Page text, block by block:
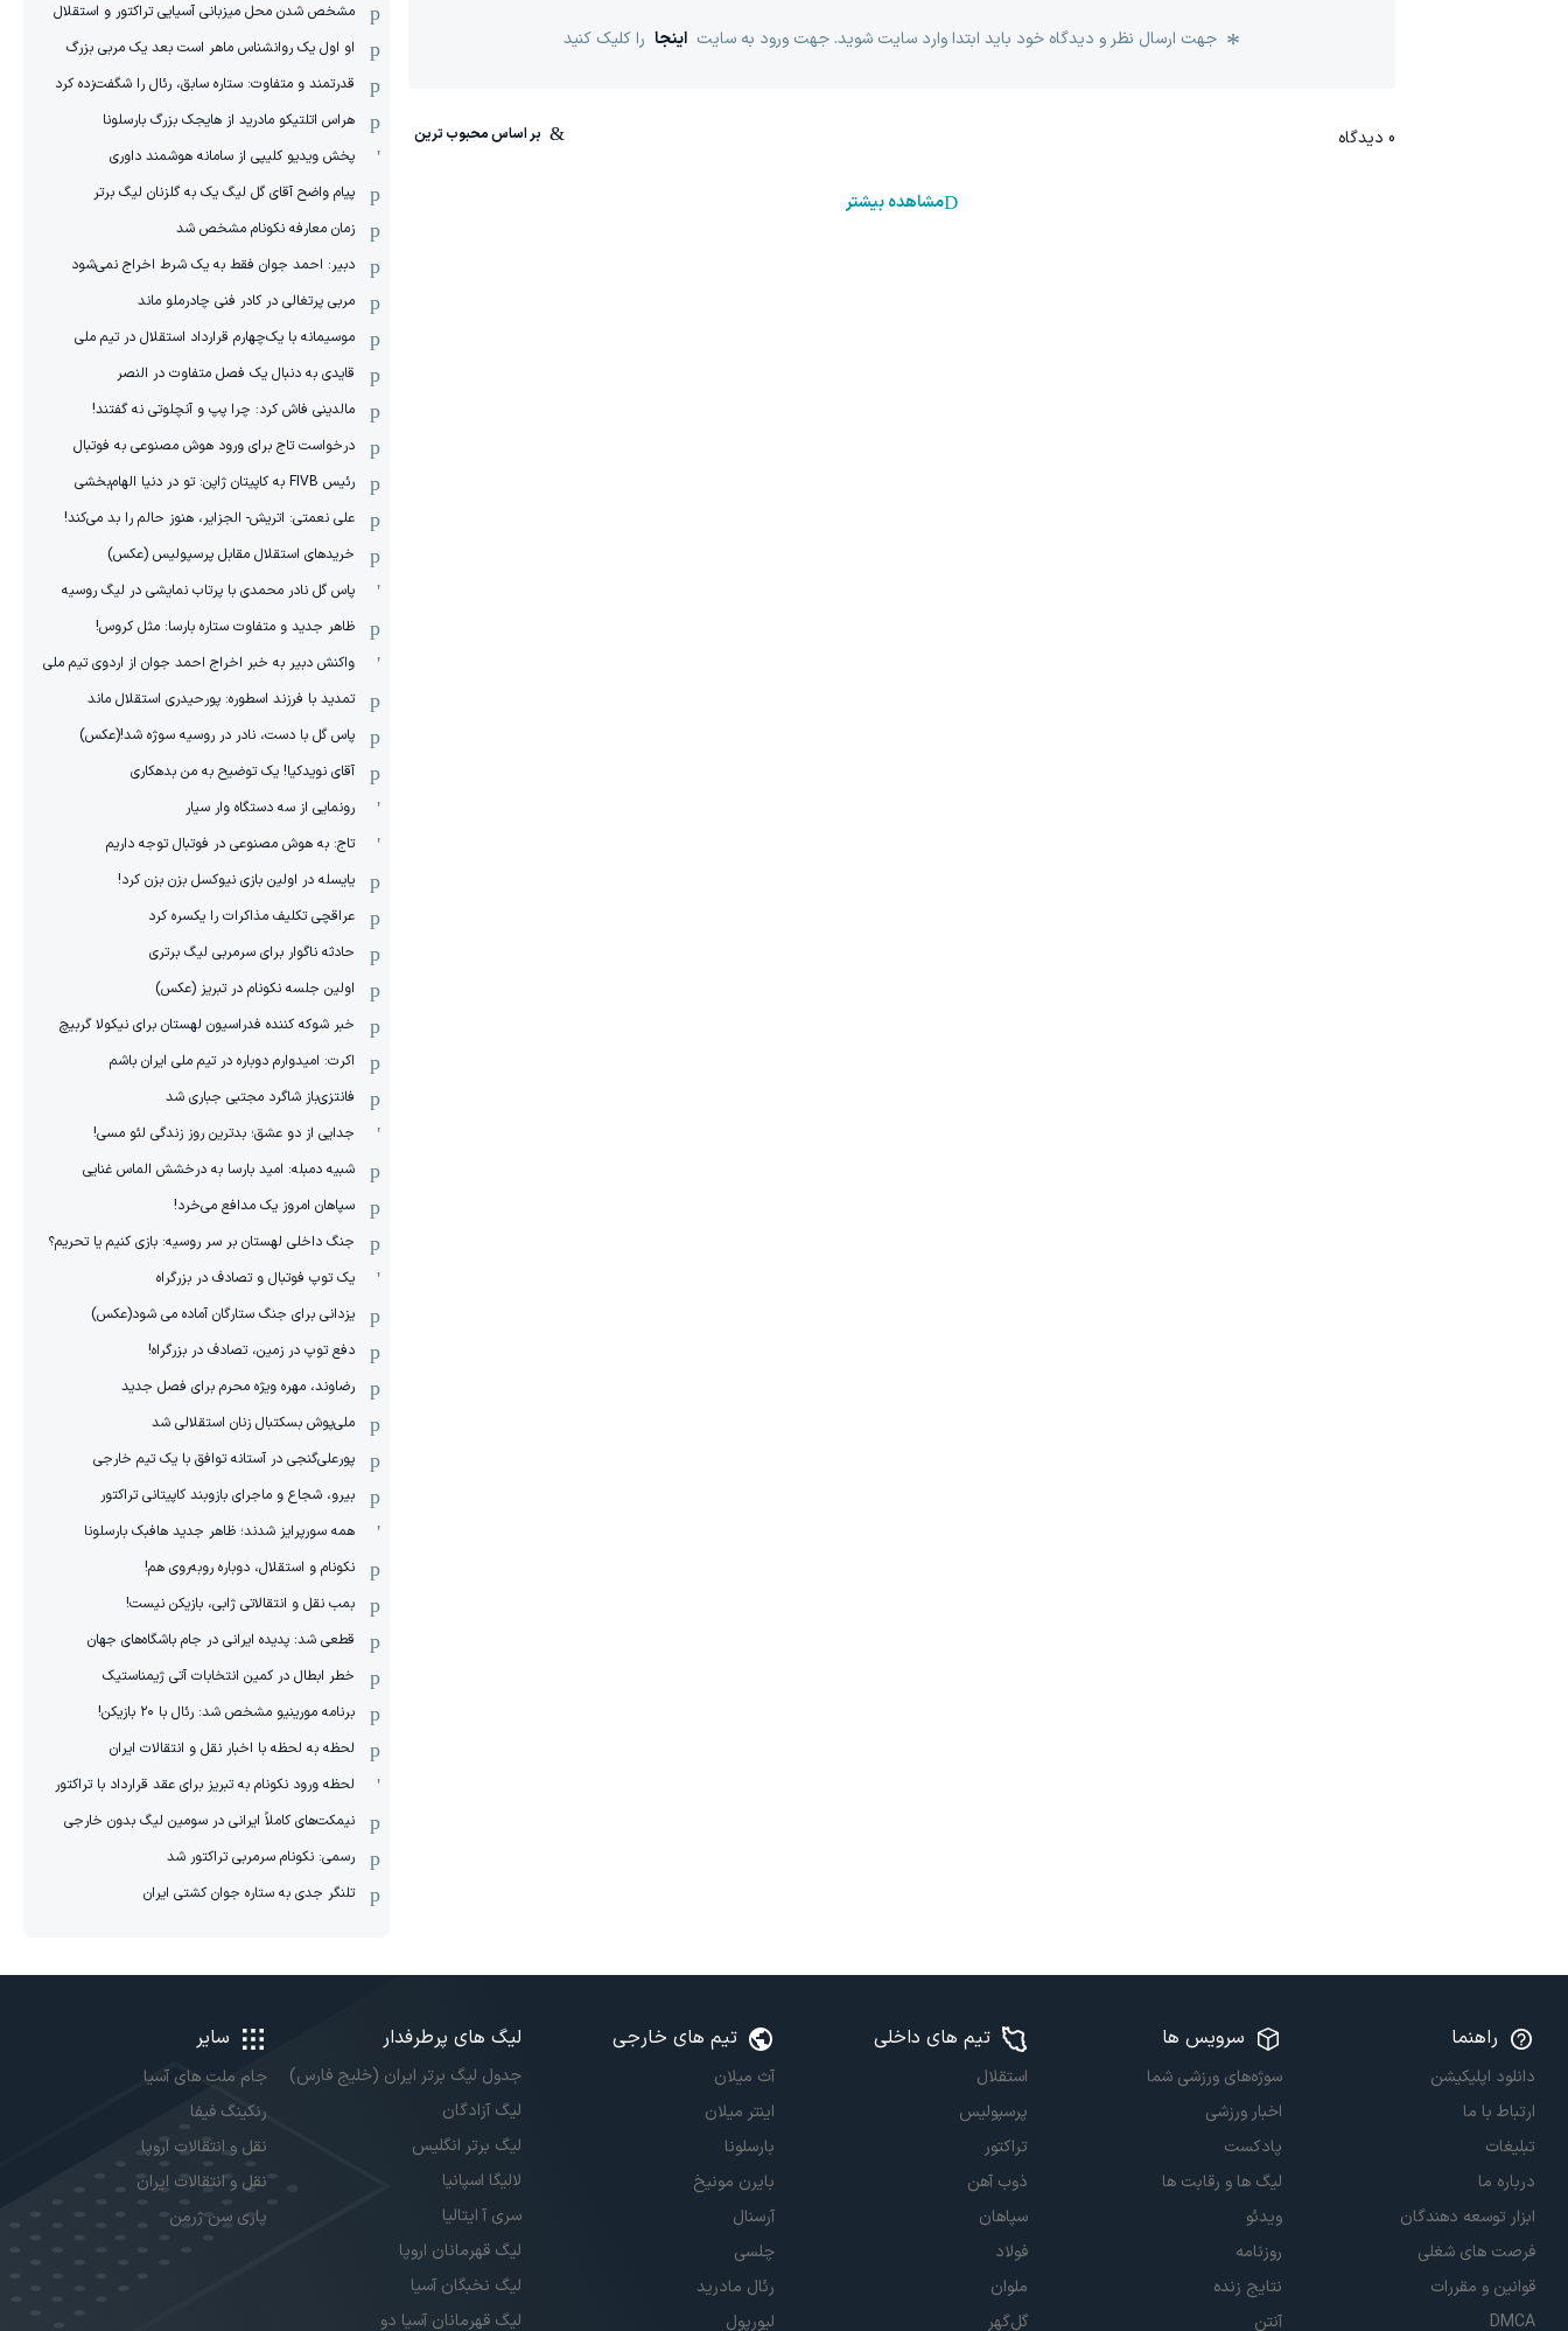
جهت ارسال نظر و دیدگاه خود باید ابتدا وارد سایت شوید. جهت ورود به سایت اینجا را کلیک کنید
0 دیدگاه
مشاهده بیشتر
مشخص شدن محل میزبانی آسیایی تراکتور و استقلال
او اول یک روانشناس ماهر است بعد یک مربی بزرگ
قدرتمند و متفاوت: ستاره سابق، رئال را شگفت‌زده کرد
هراس اتلتیکو مادرید از هایجک بزرگ بارسلونا
پخش ویدیو کلیپی از سامانه هوشمند داوری
پیام واضح آقای گل لیگ یک به گلزنان لیگ برتر
زمان معارفه نکونام مشخص شد
دبیر: احمد جوان فقط به یک شرط اخراج نمی‌شود
مربی پرتغالی در کادر فنی چادرملو ماند
موسیمانه با یک‌چهارم قرارداد استقلال در تیم ملی
قایدی به دنبال یک فصل متفاوت در النصر
مالدینی فاش کرد: چرا پپ و آنچلوتی نه گفتند!
درخواست تاج برای ورود هوش مصنوعی به فوتبال
رئیس FIVB به کاپیتان ژاپن: تو در دنیا الهام‌بخشی
علی نعمتی: اتریش- الجزایر، هنوز حالم را بد می‌کند!
خریدهای استقلال مقابل پرسپولیس (عکس)
پاس گل نادر محمدی با پرتاب نمایشی در لیگ روسیه
ظاهر جدید و متفاوت ستاره بارسا: مثل کروس!
واکنش دبیر به خبر اخراج احمد جوان از اردوی تیم ملی
تمدید با فرزند اسطوره: پورحیدری استقلال ماند
پاس گل با دست، نادر در روسیه سوژه شد!(عکس)
آقای نویدکیا! یک توضیح به من بدهکاری
رونمایی از سه دستگاه وار سیار
تاج: به هوش مصنوعی در فوتبال توجه داریم
یایسله در اولین بازی نیوکسل بزن بزن کرد!
عراقچی تکلیف مذاکرات را یکسره کرد
حادثه ناگوار برای سرمربی لیگ برتری
اولین جلسه نکونام در تبریز (عکس)
خبر شوکه کننده فدراسیون لهستان برای نیکولا گربیچ
اکرت: امیدوارم دوباره در تیم ملی ایران باشم
فانتزی‌باز شاگرد مجتبی جباری شد
جدایی از دو عشق؛ بدترین روز زندگی لئو مسی!
شبیه دمبله: امید بارسا به درخشش الماس غنایی
سپاهان امروز یک مدافع می‌خرد!
جنگ داخلی لهستان بر سر روسیه: بازی کنیم یا تحریم؟
یک توپ فوتبال و تصادف در بزرگراه
یزدانی برای جنگ ستارگان آماده می شود(عکس)
دفع توپ در زمین، تصادف در بزرگراه!
رضاوند، مهره ویژه محرم برای فصل جدید
ملی‌پوش بسکتبال زنان استقلالی شد
پورعلی‌گنجی در آستانه توافق با یک تیم خارجی
بیرو، شجاع و ماجرای بازوبند کاپیتانی تراکتور
همه سورپرایز شدند؛ ظاهر جدید هافبک بارسلونا
نکونام و استقلال، دوباره روبه‌روی هم!
بمب نقل و انتقالاتی ژابی، بازیکن نیست!
قطعی شد: پدیده ایرانی در جام باشگاه‌های جهان
خطر ابطال در کمین انتخابات آتی ژیمناستیک
برنامه مورینیو مشخص شد: رئال با ۲۰ بازیکن!
لحظه به لحظه با اخبار نقل و انتقالات ایران
لحظه ورود نکونام به تبریز برای عقد قرارداد با تراکتور
نیمکت‌های کاملاً ایرانی در سومین لیگ بدون خارجی
رسمی: نکونام سرمربی تراکتور شد
تلنگر جدی به ستاره جوان کشتی ایران
راهنما
دانلود اپلیکیشن
ارتباط با ما
تبلیغات
درباره ما
ابزار توسعه دهندگان
فرصت های شغلی
قوانین و مقررات
DMCA
سرویس ها
سوژه‌های ورزشی شما
اخبار ورزشی
پادکست
لیگ ها و رقابت ها
ویدئو
روزنامه
نتایج زنده
آنتن
تیم های داخلی
استقلال
پرسپولیس
تراکتور
ذوب آهن
سپاهان
فولاد
ملوان
گل‌گهر
تیم های خارجی
آث میلان
اینتر میلان
بارسلونا
بایرن مونیخ
آرسنال
چلسی
رئال مادرید
لیورپول
لیگ های پرطرفدار
جدول لیگ برتر ایران (خلیج فارس)
لیگ آزادگان
لیگ برتر انگلیس
لالیگا اسپانیا
سری آ ایتالیا
لیگ قهرمانان اروپا
لیگ نخبگان آسیا
لیگ قهرمانان آسیا دو
سایر
جام ملت های آسیا
رنکینگ فیفا
نقل و انتقالات اروپا
نقل و انتقالات ایران
پاری سن ژرمن